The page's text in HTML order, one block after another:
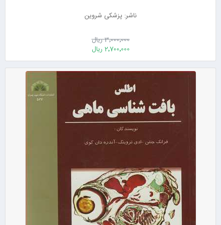
ناشر: پزشکی شروین
3٬000٬000 ریال
2٬700٬000 ریال